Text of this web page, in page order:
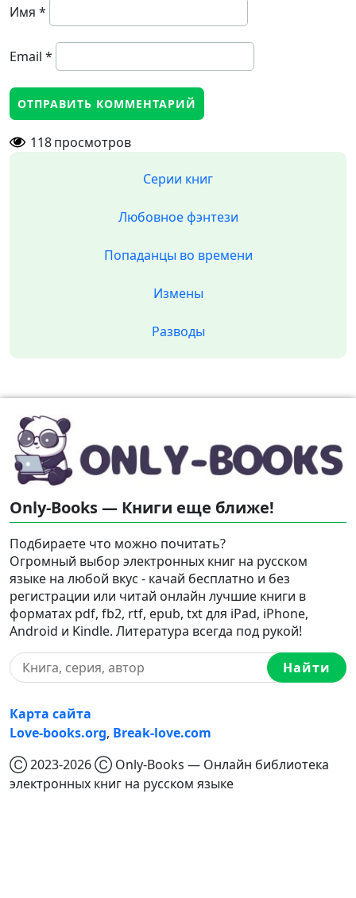
Имя *
Email *
118просмотров
Серии книг
Любовное фэнтези
Попаданцы во времени
Измены
Разводы
Only-Books — Книги еще ближе!
Подбираете что можно почитать?
Огромный выбор электронных книг на русском
языке на любой вкус - качай бесплатно и без
регистрации или читай онлайн лучшие книги в
форматах pdf, fb2, rtf, epub, txt для iPad, iPhone,
Android и Kindle. Литература всегда под рукой!
Найти
Карта сайта
Love-books.org, Break-love.com
Ⓒ 2023-2026 Ⓒ Only-Books — Онлайн библиотека
электронных книг на русском языке